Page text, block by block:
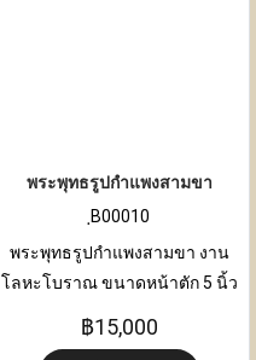
พระพุทธรูปกำแพงสามขา
ฺB00010
พระพุทธรูปกำแพงสามขา งาน
โลหะโบราณ ขนาดหน้าตัก 5 นิ้ว
ความหนา 9 เซนติเมตร x ความสูง
฿15,000